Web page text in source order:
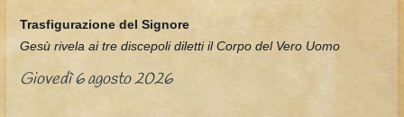
Trasfigurazione del Signore
Gesù rivela ai tre discepoli diletti il Corpo del Vero Uomo
Giovedì 6 agosto 2026